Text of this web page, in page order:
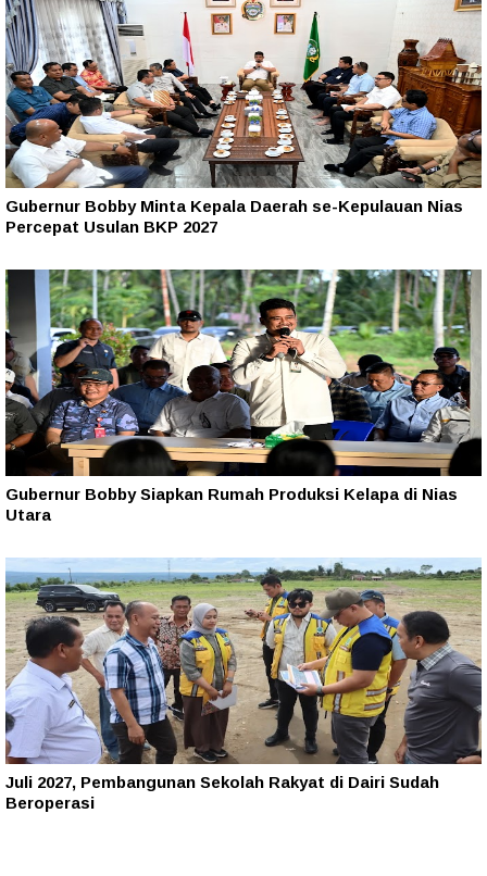
Gubernur Bobby Minta Kepala Daerah se-Kepulauan Nias
Percepat Usulan BKP 2027
Gubernur Bobby Siapkan Rumah Produksi Kelapa di Nias
Utara
Juli 2027, Pembangunan Sekolah Rakyat di Dairi Sudah
Beroperasi